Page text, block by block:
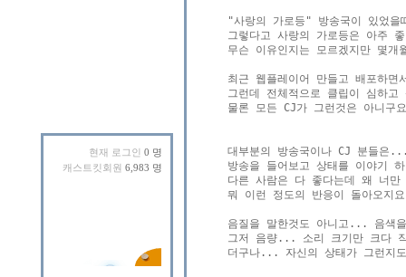
현재 로그인 0 명
캐스트킷회원 6,983 명
"사랑의 가로등" 방송국이 있었
그렇다고 사랑의 가로등은 아주
무슨 이유인지는 모르겠지만 몇개
최근 웹플레이어 만들고 배포하
그런데 전체적으로 클립이 심하
물론 모든 CJ가 그런것은 아니구
대부분의 방송국이나 CJ 분들은
방송을 들어보고 상태를 이야
다른 사람은 다 좋다는데 왜 너
뭐 이런 정도의 반응이 돌아오지
음질을 말한것도 아니고... 음색
그저 음량... 소리 크기만 크다
더구나... 자신의 상태가 그런지